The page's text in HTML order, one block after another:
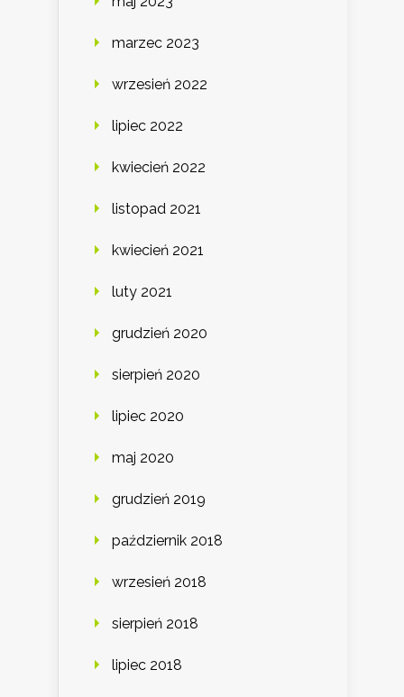
marzec 2023
wrzesień 2022
lipiec 2022
kwiecień 2022
listopad 2021
kwiecień 2021
luty 2021
grudzień 2020
sierpień 2020
lipiec 2020
maj 2020
grudzień 2019
październik 2018
wrzesień 2018
sierpień 2018
lipiec 2018